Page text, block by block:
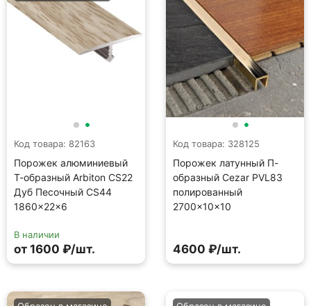
Код товара: 82163
Порожек алюминиевый
Т-образный Arbiton CS22
Дуб Песочный CS44
1860×22×6
В наличии
от 1600 ₽/шт.
Код товара: 328125
Порожек латунный П-
образный Cezar PVL83
полированный
2700×10×10
4600 ₽/шт.